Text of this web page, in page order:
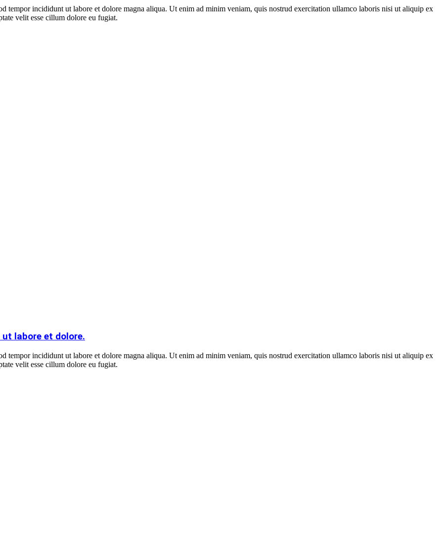
tempor incididunt ut labore et dolore magna aliqua. Ut enim ad minim veniam, quis nostrud exercitation ullamco laboris nisi ut aliquip ex
velit esse cillum dolore eu fugiat.
labore et dolore.
tempor incididunt ut labore et dolore magna aliqua. Ut enim ad minim veniam, quis nostrud exercitation ullamco laboris nisi ut aliquip ex
velit esse cillum dolore eu fugiat.